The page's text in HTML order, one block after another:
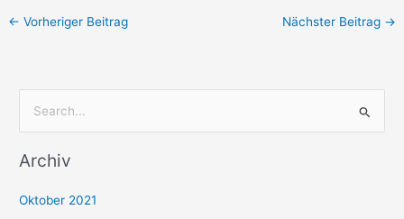
← Vorheriger Beitrag Nächster Beitrag →
c
Archiv
Oktober 2021